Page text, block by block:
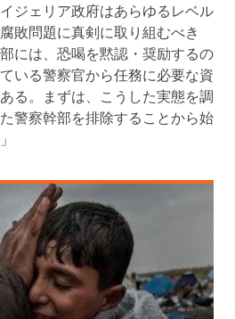
ジェリア政府はあらゆるレベル
敗問題に真剣に取り組むべき
には、恐喝を黙認・奨励するの
いる警察官から任務に必要な資
る。まずは、こうした実態を調
警察幹部を排除することから始